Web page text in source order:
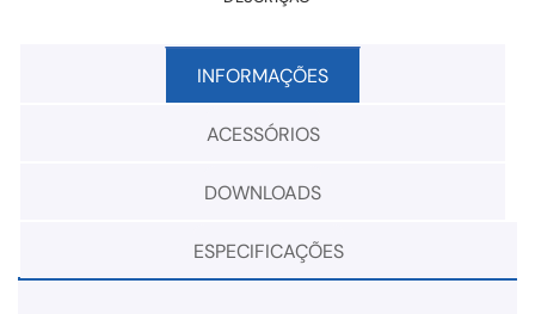
INFORMAÇÕES
ACESSÓRIOS
DOWNLOADS
ESPECIFICAÇÕES